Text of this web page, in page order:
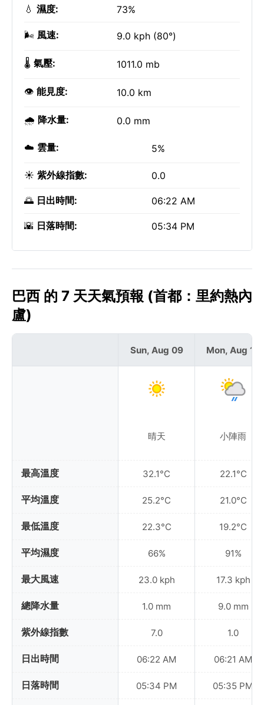
💧 濕度: 73%
🌬️ 風速: 9.0 kph (80°)
🌡️ 氣壓: 1011.0 mb
👁️ 能見度: 10.0 km
🌧️ 降水量: 0.0 mm
☁️ 雲量: 5%
☀️ 紫外線指數: 0.0
🌅 日出時間: 06:22 AM
🌇 日落時間: 05:34 PM
巴西 的 7 天天氣預報 (首都：里約熱內
盧)
最高溫度
平均溫度
最低溫度
平均濕度
最大風速
總降水量
紫外線指數
日出時間
日落時間
Sun, Aug 09
晴天
32.1°C
25.2°C
22.3°C
66%
23.0 kph
1.0 mm
7.0
06:22 AM
05:34 PM
Mon, Aug 10
小陣雨
22.1°C
21.0°C
19.2°C
91%
17.3 kph
9.0 mm
1.0
06:21 AM
05:35 PM